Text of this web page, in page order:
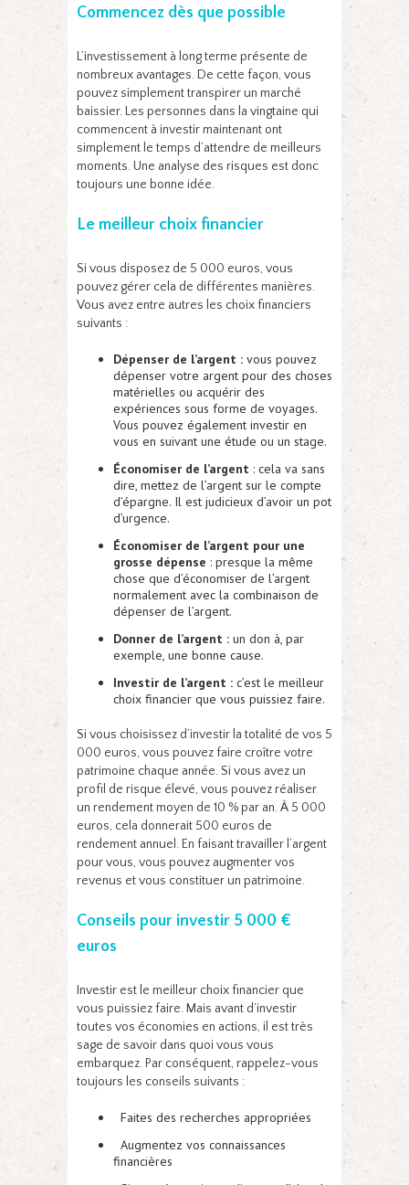
Commencez dès que possible
L’investissement à long terme présente de
nombreux avantages. De cette façon, vous
pouvez simplement transpirer un marché
baissier. Les personnes dans la vingtaine qui
commencent à investir maintenant ont
simplement le temps d’attendre de meilleurs
moments. Une analyse des risques est donc
toujours une bonne idée.
Le meilleur choix financier
Si vous disposez de 5 000 euros, vous
pouvez gérer cela de différentes manières.
Vous avez entre autres les choix financiers
suivants :
Dépenser de l’argent : vous pouvez
dépenser votre argent pour des choses
matérielles ou acquérir des
expériences sous forme de voyages.
Vous pouvez également investir en
vous en suivant une étude ou un stage.
Économiser de l’argent : cela va sans
dire, mettez de l’argent sur le compte
d’épargne. Il est judicieux d’avoir un pot
d’urgence.
Économiser de l’argent pour une
grosse dépense : presque la même
chose que d’économiser de l’argent
normalement avec la combinaison de
dépenser de l’argent.
Donner de l’argent : un don à, par
exemple, une bonne cause.
Investir de l’argent : c’est le meilleur
choix financier que vous puissiez faire.
Si vous choisissez d’investir la totalité de vos 5
000 euros, vous pouvez faire croître votre
patrimoine chaque année. Si vous avez un
profil de risque élevé, vous pouvez réaliser
un rendement moyen de 10 % par an. À 5 000
euros, cela donnerait 500 euros de
rendement annuel. En faisant travailler l’argent
pour vous, vous pouvez augmenter vos
revenus et vous constituer un patrimoine.
Conseils pour investir 5 000 €
euros
Investir est le meilleur choix financier que
vous puissiez faire. Mais avant d’investir
toutes vos économies en actions, il est très
sage de savoir dans quoi vous vous
embarquez. Par conséquent, rappelez-vous
toujours les conseils suivants :
Faites des recherches appropriées
Augmentez vos connaissances
financières